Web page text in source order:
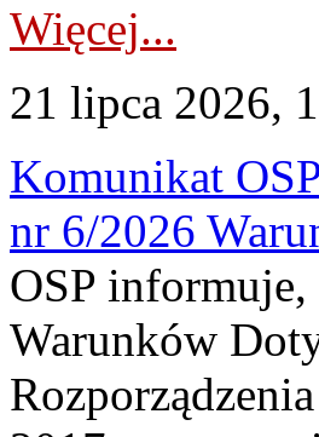
Więcej...
21 lipca 2026,
Komunikat
nr 6/2026
OSP
Warunków